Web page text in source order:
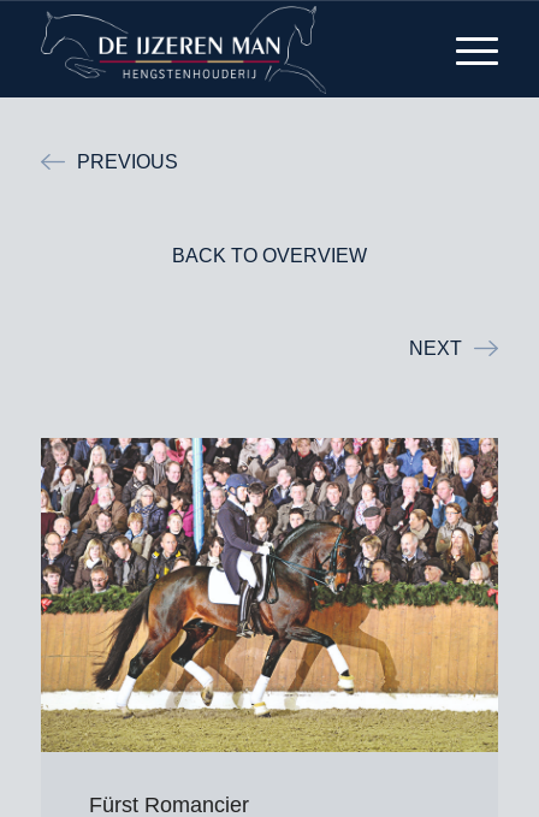
PREVIOUS
BACK TO OVERVIEW
NEXT
Fürst Romancier